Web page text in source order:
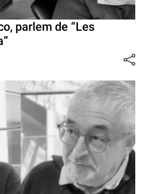
parlem de “Les